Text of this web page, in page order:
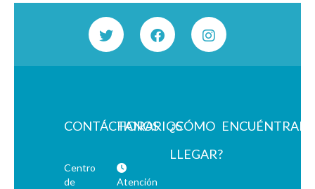
CONTÁCTANOS
Centro
de
HORARIOS
Atención
¿CÓMO
LLEGAR?